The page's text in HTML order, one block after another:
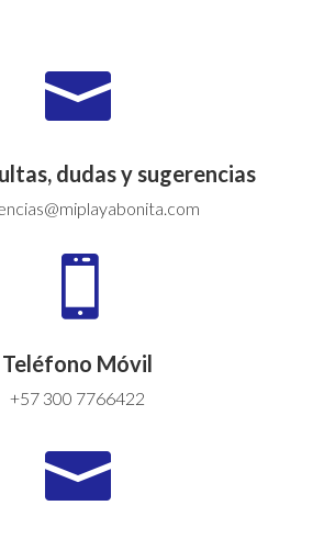

dudas y sugerencias

Teléfono Móvil
+57 300 7766422
